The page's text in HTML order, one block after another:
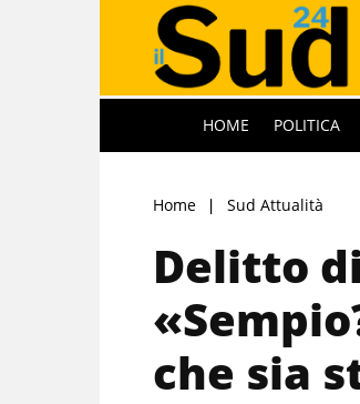
HOME POLITICA
Home Sud Attualità
Delitto
che sia